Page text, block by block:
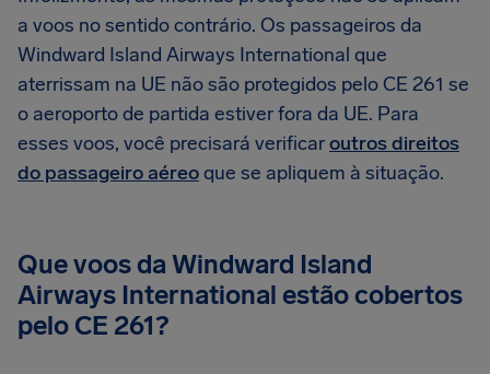
a voos no sentido contrário. Os passageiros da
Windward Island Airways International que
aterrissam na UE não são protegidos pelo CE 261 se
o aeroporto de partida estiver fora da UE. Para
esses voos, você precisará verificaroutros direitos
do passageiro aéreoque se apliquem à situação.
Que voos da Windward Island
Airways International estão cobertos
pelo CE 261?